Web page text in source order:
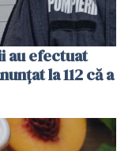
au efectuat
la 112 că a